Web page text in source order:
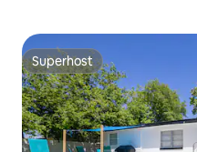
Superhost
Superhost